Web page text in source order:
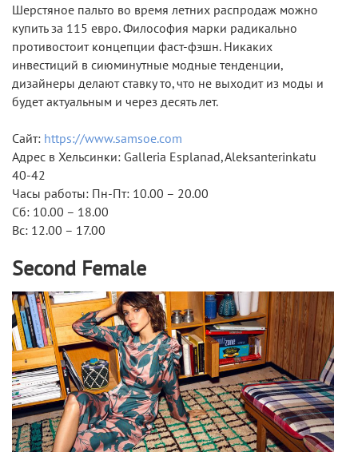
Шерстяное пальто во время летних распродаж можно
купить за 115 евро. Философия марки радикально
противостоит концепции фаст-фэшн. Никаких
инвестиций в сиюминутные модные тенденции,
дизайнеры делают ставку то, что не выходит из моды и
будет актуальным и через десять лет.
Сайт: https://www.samsoe.com
Адрес в Хельсинки: Galleria Esplanad, Aleksanterinkatu
40-42
Часы работы: Пн-Пт: 10.00 – 20.00
Сб: 10.00 – 18.00
Вс: 12.00 – 17.00
Second Female